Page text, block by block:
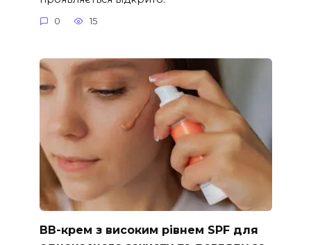
0 15
ВВ-крем з високим рівнем SPF для